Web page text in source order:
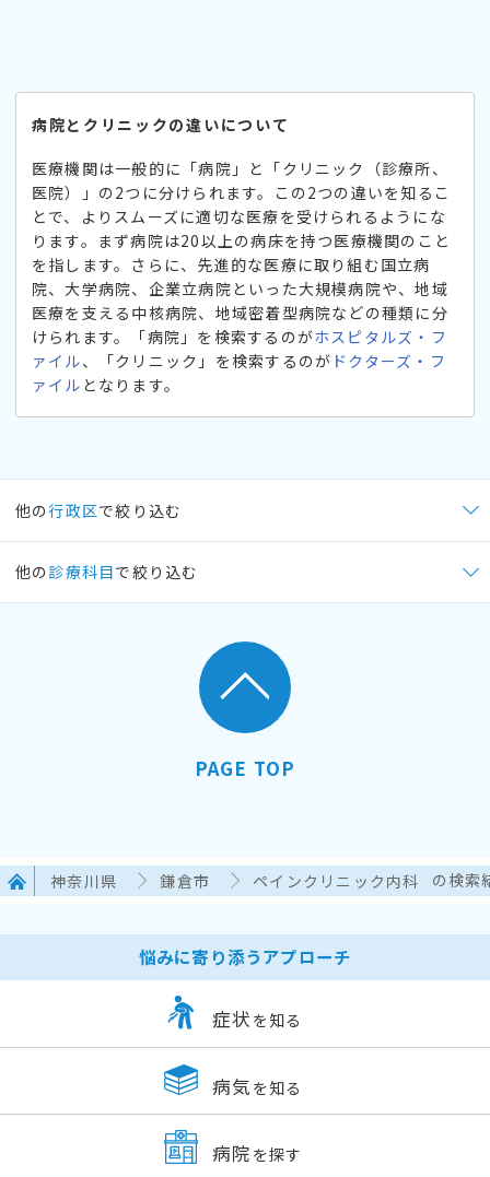
病院とクリニックの違いについて
医療機関は一般的に「病院」と「クリニック（診療所、
医院）」の2つに分けられます。この2つの違いを知るこ
とで、よりスムーズに適切な医療を受けられるようにな
ります。まず病院は20以上の病床を持つ医療機関のこと
を指します。さらに、先進的な医療に取り組む国立病
院、大学病院、企業立病院といった大規模病院や、地域
医療を支える中核病院、地域密着型病院などの種類に分
けられます。「病院」を検索するのがホスピタルズ・フ
ァイル、「クリニック」を検索するのが ドクターズ・フ
ァイル となります。
他の行政区で絞り込む
他の 診療科目で絞り込む
PAGE TOP
神奈川県 鎌倉市 ペインクリニック内科 の検索
悩みに寄り添うアプローチ
症状 を知る
病気 を知る
病院 を探す